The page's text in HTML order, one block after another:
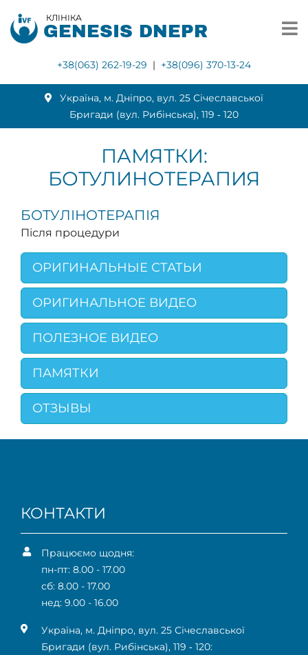
КЛІНІКА
GENESIS DNEPR
+38(063) 262-19-29 | +38(096) 370-13-24
Українa, м. Дніпро, вул. 25 Січеславської
Бригади (вул. Рибінська), 119 ‑ 120
ПАМЯТКИ:
БОТУЛИНОТЕРАПИЯ
БОТУЛІНОТЕРАПІЯ
Після процедури
ОРИГИНАЛЬНЫЕ СТАТЬИ
ОРИГИНАЛЬНОЕ ВИДЕО
ПОЛЕЗНОЕ ВИДЕО
ПАМЯТКИ
ОТЗЫВЫ
КОНТАКТИ
Працюємо щодня:
пн-пт: 8.00 - 17.00
сб: 8.00 - 17.00
нед: 9.00 - 16.00
Українa, м. Дніпро, вул. 25 Січеславської
Бригади (вул. Рибінська), 119 ‑ 120: